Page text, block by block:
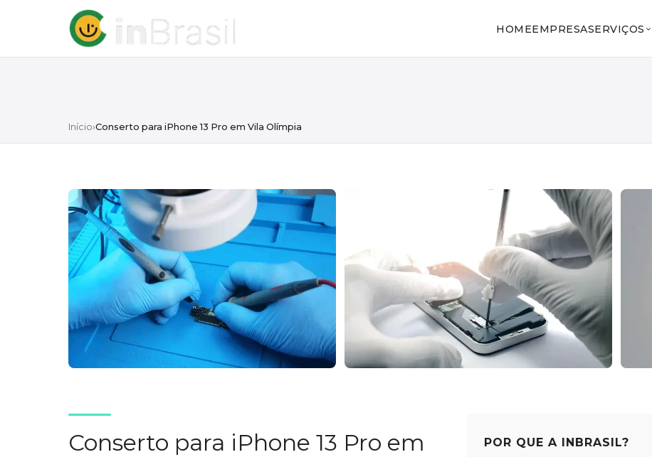
HOMEEMPRESASERVIÇOS
Início›Conserto para iPhone 13 Pro em Vila Olímpia
Conserto para iPhone 13 Pro em
POR QUE A INBRASIL?